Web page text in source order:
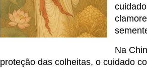
Na
proteção das colheitas, o cuidado